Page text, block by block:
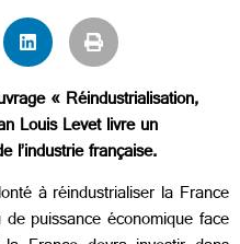
« Réindustrialisation,
Louis Levet livre un
l’industrie française.
à réindustrialiser la France
puissance économique face